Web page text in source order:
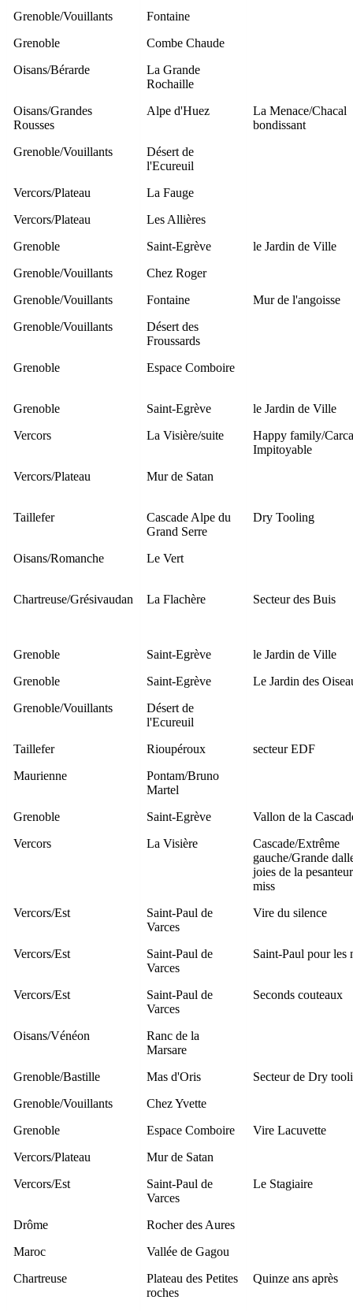
Grenoble/Vouillants
Fontaine
Grenoble
Combe Chaude
Oisans/Bérarde
La Grande
Rochaille
Oisans/Grandes
Rousses
Alpe d'Huez
La Menace/Chacal
bondissant
Grenoble/Vouillants
Désert de
l'Ecureuil
Vercors/Plateau
La Fauge
Vercors/Plateau
Les Allières
Grenoble
Saint-Egrève
le Jardin de Ville
Grenoble/Vouillants
Chez Roger
Grenoble/Vouillants
Fontaine
Mur de l'angoisse
Grenoble/Vouillants
Désert des
Froussards
Grenoble
Espace Comboire
Grenoble Saint-Egrève
le Jardin de Ville
Vercors
La Visière/suite
Happy family/
Impitoyable
Vercors/Plateau
Mur de Satan
Taillefer
Cascade Alpe du
Grand Serre
Dry Tooling
Oisans/Romanche Le Vert
Chartreuse/Grésivaudan La Flachère Secteur des Buis
Grenoble Saint-Egrève
le Jardin de Ville
Grenoble
Saint-Egrève
Le Jardin des
Grenoble/Vouillants
Désert de
l'Ecureuil
Taillefer
Rioupéroux
secteur EDF
Maurienne
Pontam/Bruno
Martel
Grenoble
Saint-Egrève
Vallon de la
Vercors
La Visière
Cascade/Extrême
gauche/Grande
joies de la
miss
Vercors/Est
Saint-Paul de
Varces
Vire du silence
Vercors/Est
Saint-Paul de
Varces
Saint-Paul pour les
Vercors/Est
Saint-Paul de
Varces
Seconds couteaux
Oisans/Vénéon
Ranc de la
Marsare
Grenoble/Bastille
Mas d'Oris
Secteur de Dry
Grenoble/Vouillants
Chez Yvette
Grenoble
Espace Comboire
Vire Lacuvette
Vercors/Plateau
Mur de Satan
Vercors/Est
Saint-Paul de
Varces
Le Stagiaire
Drôme
Rocher des Aures
Maroc
Vallée de Gagou
Chartreuse
Plateau des Petites
roches
Quinze ans après